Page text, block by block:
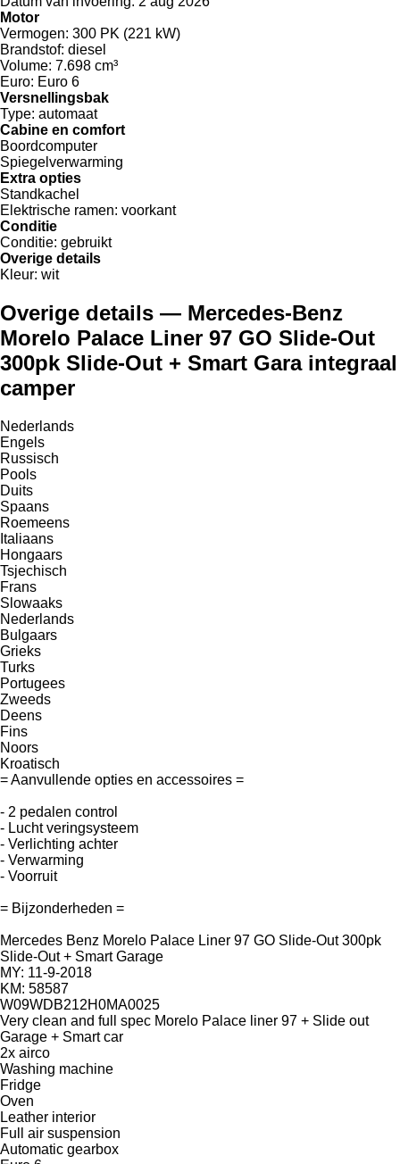
Motor
Vermogen: 300 PK (221 kW)
Brandstof: diesel
Volume: 7.698 cm³
Euro: Euro 6
Versnellingsbak
Type: automaat
Cabine en comfort
Boordcomputer
Spiegelverwarming
Extra opties
Standkachel
Elektrische ramen: voorkant
Conditie
Conditie: gebruikt
Overige details
Kleur: wit
Overige details — Mercedes-Benz
Morelo Palace Liner 97 GO Slide-Out
300pk Slide-Out + Smart Gara integraal
camper
Nederlands
Engels
Russisch
Pools
Duits
Spaans
Roemeens
Italiaans
Hongaars
Tsjechisch
Frans
Slowaaks
Nederlands
Bulgaars
Grieks
Turks
Portugees
Zweeds
Deens
Fins
Noors
Kroatisch
= Aanvullende opties en accessoires =
- 2 pedalen control
- Lucht veringsysteem
- Verlichting achter
- Verwarming
- Voorruit
= Bijzonderheden =
Mercedes Benz Morelo Palace Liner 97 GO Slide-Out 300pk
Slide-Out + Smart Garage
MY: 11-9-2018
KM: 58587
W09WDB212H0MA0025
Very clean and full spec Morelo Palace liner 97 + Slide out
Garage + Smart car
2x airco
Washing machine
Fridge
Oven
Leather interior
Full air suspension
Automatic gearbox